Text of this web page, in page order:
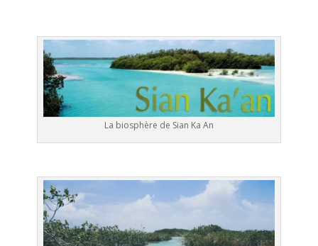
La biosphère de Sian Ka An